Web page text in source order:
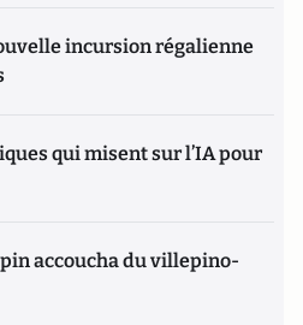
incursion régalienne
qui misent sur l’IA pour
accoucha du villepino-